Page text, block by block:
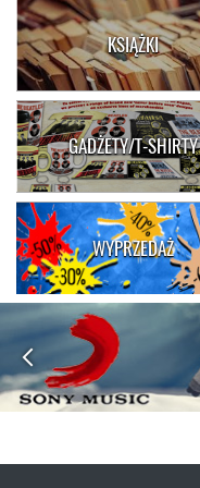
KSIĄŻKI
GADŻETY/T-SHIRTY
WYPRZEDAŻ